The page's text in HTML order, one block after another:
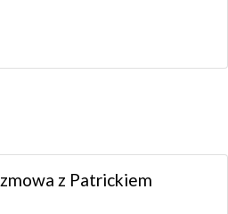
z Patrickiem